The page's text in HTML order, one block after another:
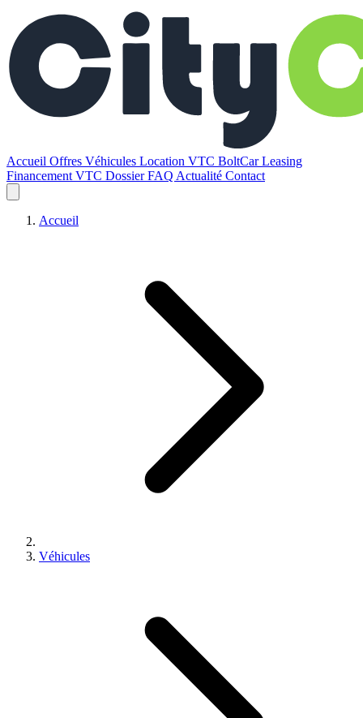
Accueil Offres Véhicules Location VTC BoltCarLeasing
Financement VTC DossierFAQ Actualité Contact
Accueil
Véhicules